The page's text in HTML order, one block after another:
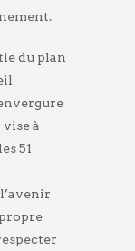
du plan
à
51